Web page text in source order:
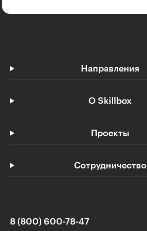
Направления
О Skillbox
Проекты
Сотрудничество
8 (800) 600-78-47